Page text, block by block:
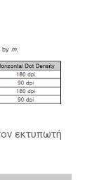
εκτυπωτή